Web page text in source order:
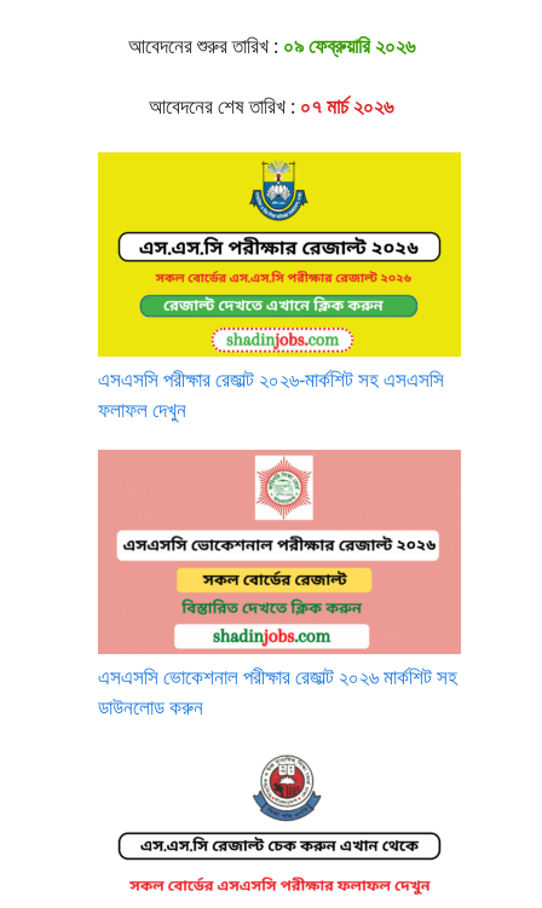
আবেদনের শুরুর তারিখ : ০৯ ফেব্রুয়ারি ২০২৬
আবেদনের শেষ তারিখ : ০৭ মার্চ ২০২৬
এসএসসি পরীক্ষার রেজাল্ট ২০২৬-মার্কশিট সহ এসএসসি
ফলাফল দেখুন
এসএসসি ভোকেশনাল পরীক্ষার রেজাল্ট ২০২৬ মার্কশিট সহ
ডাউনলোড করুন